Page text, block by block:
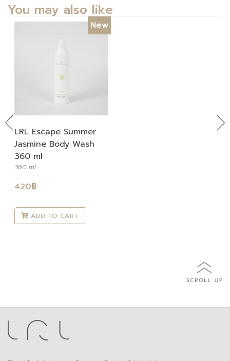
You may also like
Previous
New
LRL Escape Summer
Jasmine Body Wash
360 ml
360 ml.
420฿
ADD TO CART